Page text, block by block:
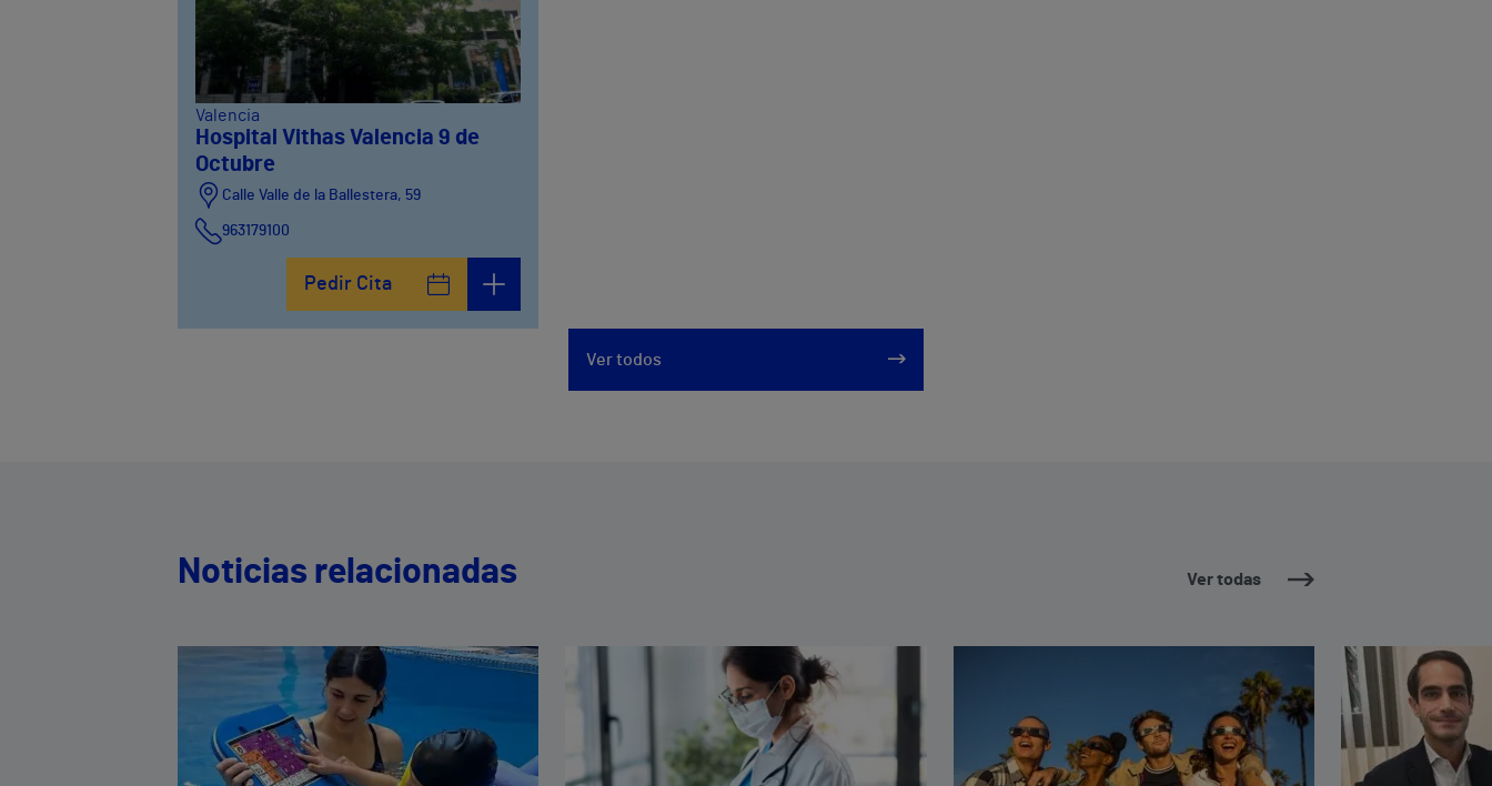
Valencia
Hospital Vithas Valencia 9 de
Octubre
Calle Valle de la Ballestera, 59
963179100
Pedir Cita
Ver todos
Noticias relacionadas Ver todas